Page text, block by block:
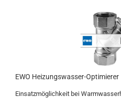
EWO Heizungswasser-Optimierer
Einsatzmöglichkeit bei